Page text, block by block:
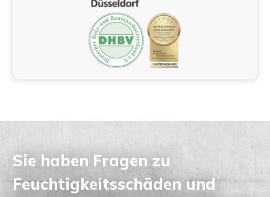
Sie haben Fragen zu
Feuchtigkeitsschäden und